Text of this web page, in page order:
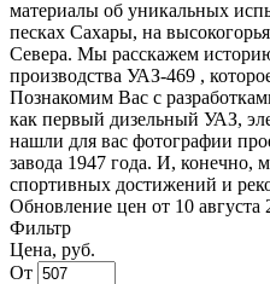
материалы об уникальных
песках Сахары, на
Севера. Мы расскажем
производства УАЗ-469 ,
Познакомим Вас с
как первый дизельный УАЗ,
нашли для вас фотографии
завода 1947 года. И,
спортивных достижений и
Обновление цен от 10 августа
Фильтр
Цена, руб.
От